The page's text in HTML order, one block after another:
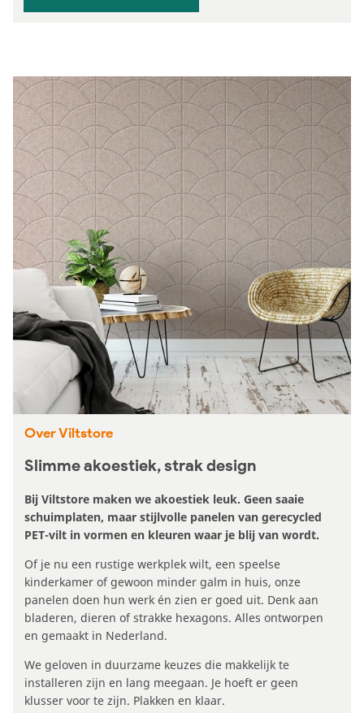
Over Viltstore
Slimme akoestiek, strak design
Bij Viltstore maken we akoestiek leuk. Geen saaie
schuimplaten, maar stijlvolle panelen van gerecycled
PET-vilt in vormen en kleuren waar je blij van wordt.
Of je nu een rustige werkplek wilt, een speelse
kinderkamer of gewoon minder galm in huis, onze
panelen doen hun werk én zien er goed uit. Denk aan
bladeren, dieren of strakke hexagons. Alles ontworpen
en gemaakt in Nederland.
We geloven in duurzame keuzes die makkelijk te
installeren zijn en lang meegaan. Je hoeft er geen
klusser voor te zijn. Plakken en klaar.